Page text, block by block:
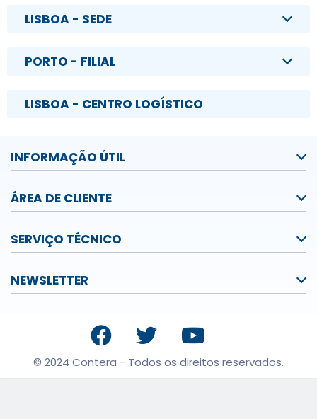
LISBOA - SEDE
PORTO - FILIAL
LISBOA - CENTRO LOGÍSTICO
INFORMAÇÃO ÚTIL
ÁREA DE CLIENTE
SERVIÇO TÉCNICO
NEWSLETTER
© 2024 Contera - Todos os direitos reservados.